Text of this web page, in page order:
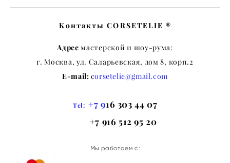
Контакты CORSETELIE ®
Адресмастерской и шоу-рума:
г. Москва, ул. Саларьевская, дом 8, корп.2
E-mail: corsetelie@gmail.com
Tel: +7 916 303 44 07
+7 916 512 95 20
Мы работаем с: